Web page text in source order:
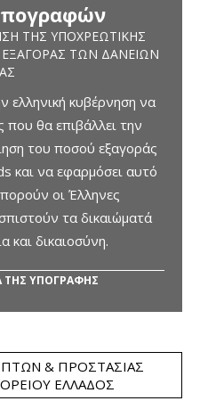
ΤΗΣ ΥΠΟΧΡΕΩΤΙΚΉΣ
ΤΩΝ ΔΑΝΕΊΩΝ
ελληνική κυβέρνηση να
που θα επιβάλλει την
του ποσού εξαγοράς
και να εφαρμόσει αυτό
οι Έλληνες
τα δικαιώματά
και δικαιοσύνη.
ΤΗΣ ΥΠΟΓΡΑΦΗΣ
& ΠΡΟΣΤΑΣΊΑΣ
ΕΛΛΆΔΟΣ